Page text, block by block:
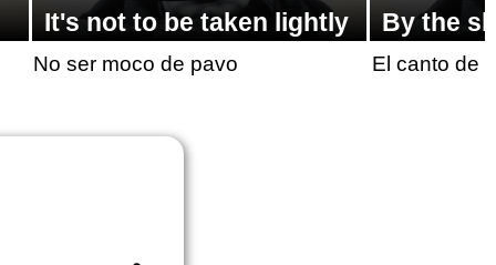
EDUCATIONAL LICENSES
GIFT CARDS
OTHER LANGUAGES
It's not to be taken lightly
No ser moco de pavo
By the
El canto de